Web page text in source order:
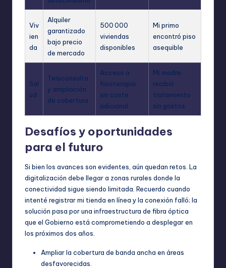
Viv
ien
da
Alquiler
garantizado
bajo precio
de mercado
500 000
viviendas
disponibles
Mi primo
encontró piso
asequible
Sal
ud
Teleconsulta
y ampliación
de cobertura
Acceso a
fisioterapia
sin coste
adicional
Mi madre
recibió
tratamiento
sin gastos
Desafíos y oportunidades
para el futuro
Si bien los avances son evidentes, aún quedan retos. La
digitalización debe llegar a zonas rurales donde la
conectividad sigue siendo limitada. Recuerdo cuando
intenté registrar mi tienda en línea y la conexión falló; la
solución pasa por una infraestructura de fibra óptica
que el Gobierno está comprometiendo a desplegar en
los próximos dos años.
Ampliar la cobertura de banda ancha en áreas
desfavorecidas.